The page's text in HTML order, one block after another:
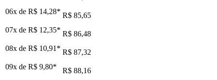
06x de R$ 14,28* R$ 85,65
07x de R$ 12,35* R$ 86,48
08x de R$ 10,91 * R$ 87,32
09x de R$ 9,80*
R$ 88,16